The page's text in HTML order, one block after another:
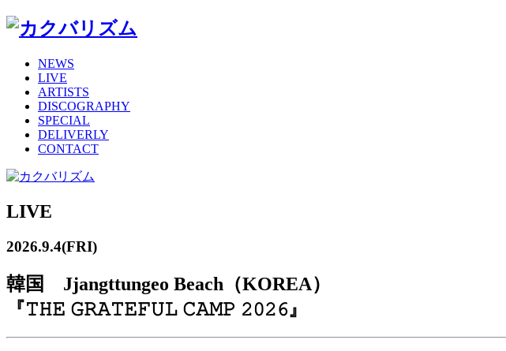
NEWS
LIVE
ARTISTS
DISCOGRAPHY
SPECIAL
DELIVERLY
CONTACT
LIVE
2026.9.4(FRI)
韓国 Jjangttungeo Beach（KOREA）
『𝚃𝙷𝙴 𝙶𝚁𝙰𝚃𝙴𝙵𝚄𝙻 𝙲𝙰𝙼𝙿 𝟸𝟶𝟸𝟼』